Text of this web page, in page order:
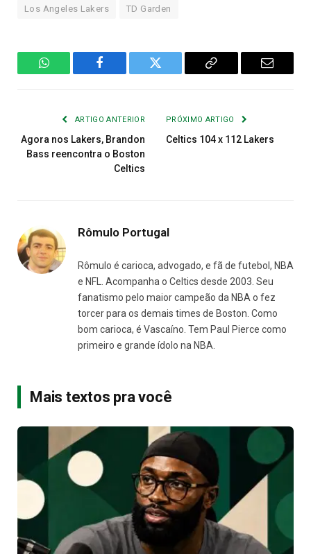
Los Angeles Lakers TD Garden
WhatsAppFacebook Twitter
Copiar
E-
ARTIGO ANTERIOR
Agora nos Lakers, Brandon
Bass reencontra o Boston
Celtics
PRÓXIMO ARTIGO
Celtics 104 x 112 Lakers
Rômulo Portugal
Rômulo é carioca, advogado, e fã de futebol, NBA
e NFL. Acompanha o Celtics desde 2003. Seu
fanatismo pelo maior campeão da NBA o fez
torcer para os demais times de Boston. Como
bom carioca, é Vascaíno. Tem Paul Pierce como
primeiro e grande ídolo na NBA.
Mais textos pra você